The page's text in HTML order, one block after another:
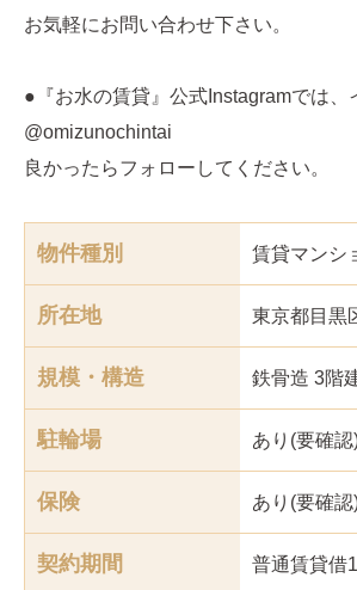
お気軽にお問い合わせ下さい。
●『お水の賃貸』公式Instagramでは
@omizunochintai
良かったらフォローしてください。
物件種別 賃貸マンシ
所在地 東京都目黒
規模・構造 鉄骨造 3階
駐輪場 あり(要確認
保険 あり(要確認
契約期間 普通賃貸借